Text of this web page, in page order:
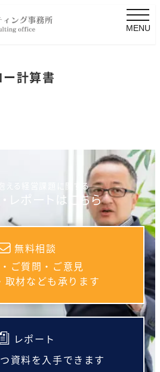
MENU
計算書
える経営課題に関する
レポートはこちら
無料相談
ご質問・ご意見
取材なども承ります
レポート
資料を入手できます